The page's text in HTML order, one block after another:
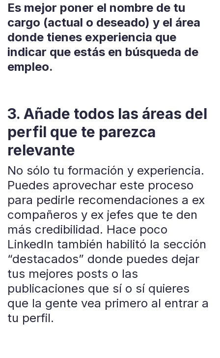
Es mejor poner el nombre de tu
cargo (actual o deseado) y el área
donde tienes experiencia que
indicar que estás en búsqueda de
empleo.
3. Añade todos las áreas del
perfil que te parezca
relevante
No sólo tu formación y experiencia.
Puedes aprovechar este proceso
para pedirle recomendaciones a ex
compañeros y ex jefes que te den
más credibilidad. Hace poco
LinkedIn también habilitó la sección
“destacados” donde puedes dejar
tus mejores posts o las
publicaciones que sí o sí quieres
que la gente vea primero al entrar a
tu perfil.